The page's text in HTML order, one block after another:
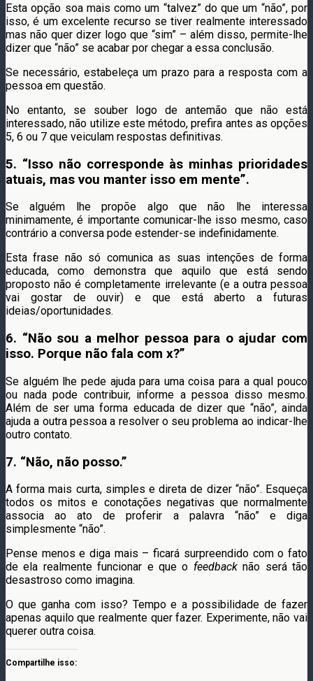
Esta opção soa mais como um “talvez” do que um “não”, por
isso, é um excelente recurso se tiver realmente interessado
mas não quer dizer logo que “sim” – além disso, permite-lhe
dizer que “não” se acabar por chegar a essa conclusão.
Se necessário, estabeleça um prazo para a resposta com a
pessoa em questão.
No entanto, se souber logo de antemão que não está
interessado, não utilize este método, prefira antes as opções
5, 6 ou 7 que veiculam respostas definitivas.
5. “Isso não corresponde às minhas prioridades
atuais, mas vou manter isso em mente”.
Se alguém lhe propõe algo que não lhe interessa
minimamente, é importante comunicar-lhe isso mesmo, caso
contrário a conversa pode estender-se indefinidamente.
Esta frase não só comunica as suas intenções de forma
educada, como demonstra que aquilo que está sendo
proposto não é completamente irrelevante (e a outra pessoa
vai gostar de ouvir) e que está aberto a futuras
ideias/oportunidades.
6. “Não sou a melhor pessoa para o ajudar com
isso. Porque não fala com x?”
Se alguém lhe pede ajuda para uma coisa para a qual pouco
ou nada pode contribuir, informe a pessoa disso mesmo.
Além de ser uma forma educada de dizer que “não”, ainda
ajuda a outra pessoa a resolver o seu problema ao indicar-lhe
outro contato.
7. “Não, não posso.”
A forma mais curta, simples e direta de dizer “não”. Esqueça
todos os mitos e conotações negativas que normalmente
associa ao ato de proferir a palavra “não” e diga
simplesmente “não”.
Pense menos e diga mais – ficará surpreendido com o fato
de ela realmente funcionar e que o feedbacknão será tão
desastroso como imagina.
O que ganha com isso? Tempo e a possibilidade de fazer
apenas aquilo que realmente quer fazer. Experimente, não vai
querer outra coisa.
Compartilhe isso: